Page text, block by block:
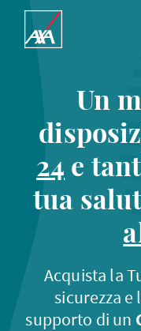
Un
24 e
tua
Acquista la
sicurezza e
supporto di un